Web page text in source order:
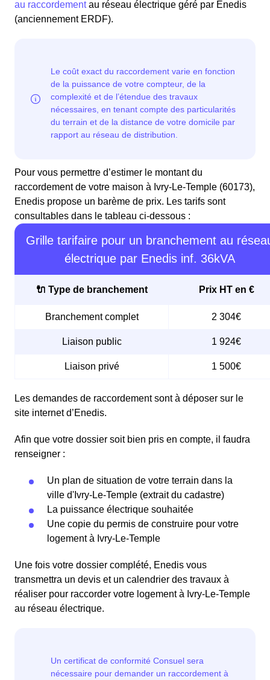
au raccordementau réseau électrique géré par Enedis
(anciennement ERDF).
Pour vous permettre d’estimer le montant du
raccordement de votre maison à Ivry-Le-Temple (60173),
Enedis propose un barème de prix. Les tarifs sont
consultables dans le tableau ci-dessous :
Grille tarifaire pour un branchement au
électrique par Enedis inf. 36kVA
🔌 Type de branchement Prix HT en €
Branchement complet 2 304€
Liaison public 1 924€
Liaison privé 1 500€
Les demandes de raccordement sont à déposer sur le
site internet d’Enedis.
Afin que votre dossier soit bien pris en compte, il faudra
renseigner :
Un plan de situation de votre terrain dans la
ville d'Ivry-Le-Temple (extrait du cadastre)
La puissance électrique souhaitée
Une copie du permis de construire pour votre
logement à Ivry-Le-Temple
Une fois votre dossier complété, Enedis vous
transmettra un devis et un calendrier des travaux à
réaliser pour raccorder votre logement à Ivry-Le-Temple
au réseau électrique.